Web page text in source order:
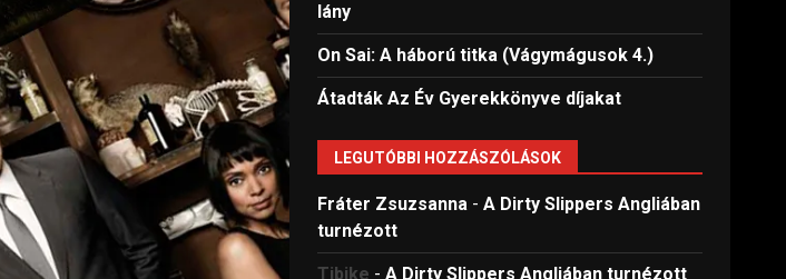
lány
On Sai: A ​háború titka (Vágymágusok 4.)
Átadták Az Év Gyerekkönyve díjakat
LEGUTÓBBI HOZZÁSZÓLÁSOK
Fráter Zsuzsanna -A Dirty Slippers Angliában
turnézott
Tibike -A Dirty Slippers Angliában turnézott